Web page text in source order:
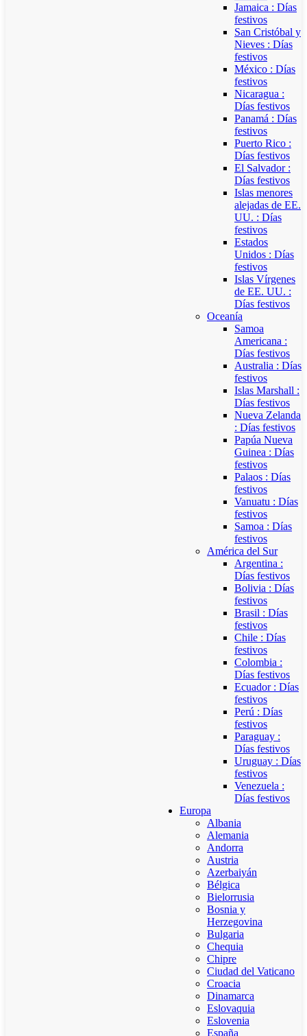
Jamaica : Días
festivos
San Cristóbal y
Nieves : Días
festivos
México : Días
festivos
Nicaragua :
Días festivos
Panamá : Días
festivos
Puerto Rico :
Días festivos
El Salvador :
Días festivos
Islas menores
alejadas de EE.
UU. : Días
festivos
Estados
Unidos : Días
festivos
Islas Vírgenes
de EE. UU. :
Días festivos
Oceanía
Samoa
Americana :
Días festivos
Australia : Días
festivos
Islas Marshall :
Días festivos
Nueva Zelanda
: Días festivos
Papúa Nueva
Guinea : Días
festivos
Palaos : Días
festivos
Vanuatu : Días
festivos
Samoa : Días
festivos
América del Sur
Argentina :
Días festivos
Bolivia : Días
festivos
Brasil : Días
festivos
Chile : Días
festivos
Colombia :
Días festivos
Ecuador : Días
festivos
Perú : Días
festivos
Paraguay :
Días festivos
Uruguay : Días
festivos
Venezuela :
Días festivos
Europa
Albania
Alemania
Andorra
Austria
Azerbaiyán
Bélgica
Bielorrusia
Bosnia y
Herzegovina
Bulgaria
Chequia
Chipre
Ciudad del Vaticano
Croacia
Dinamarca
Eslovaquia
Eslovenia
España